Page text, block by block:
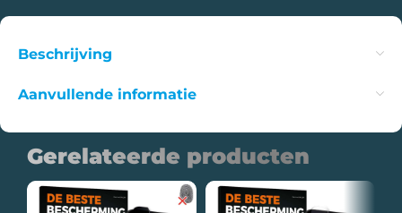
Beschrijving
Aanvullende informatie
Gerelateerde producten